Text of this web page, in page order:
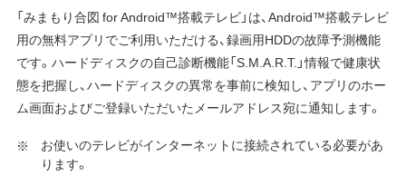
「みまもり合図 for Android™搭載テレビ」は、Android™搭載テレビ
用の無料アプリでご利用いただける、録画用HDDの故障予測機能
です。ハードディスクの自己診断機能「S.M.A.R.T.」情報で健康状
態を把握し、ハードディスクの異常を事前に検知し、アプリのホー
ム画面およびご登録いただいたメールアドレス宛に通知します。
お使いのテレビがインターネットに接続されている必要があ
ります。